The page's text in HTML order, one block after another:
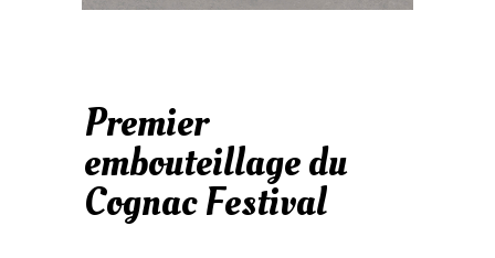
Premier
embouteillage du
Cognac Festival